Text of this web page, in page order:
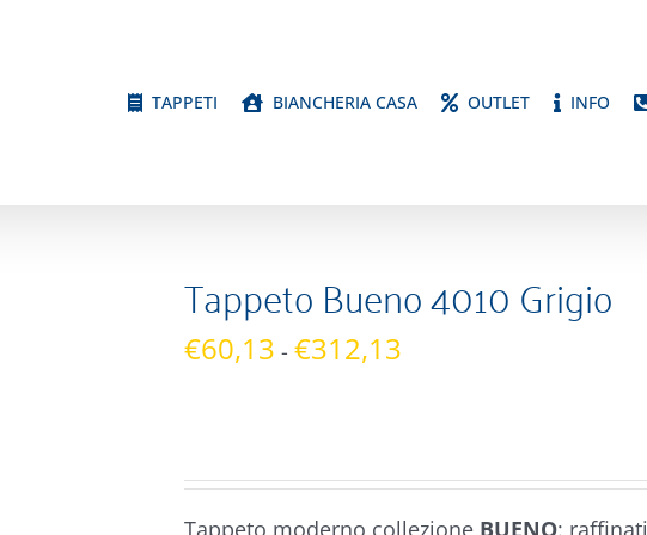
TAPPETI BIANCHERIA CASA OUTLET INFO
Tappeto Bueno 4010 Grigio
€60,13 - €312,13
Tappeto moderno collezione BUENO: raffinati